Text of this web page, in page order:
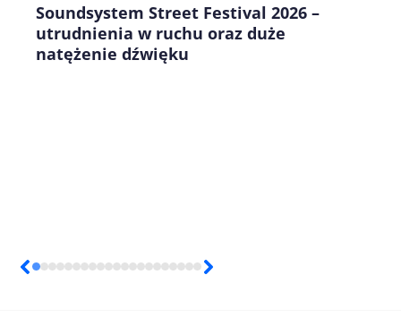
Soundsystem Street Festival 2026 –
utrudnienia w ruchu oraz duże
natężenie dźwięku